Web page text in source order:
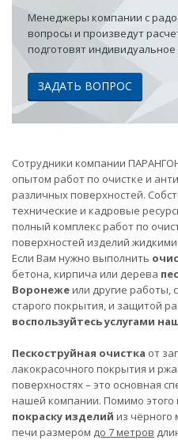
Менеджеры компании с
вопросы и произведут
подготовят
ЗАДАТЬ ВОПРОС
Сотрудники компании
опытом работ по очистке и
различных поверхностей.
технические и кадровые
полный комплекс работ по
поверхностей изделий
Если Вам нужно выполнить
бетона, кирпича или дерева
Воронежеили другие работы,
старого покрытия, и защитой
воспользуйтесь услугами
Пескоструйная очистка от
лакокрасочного покрытия и
поверхностях – это основная
нашей компании. Помимо этого
покраску изделий из чёрного
печи размером до 7 метров